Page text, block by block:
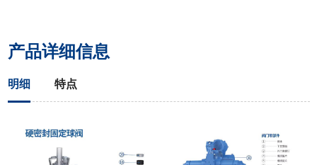
产品详细信息
明细 特点